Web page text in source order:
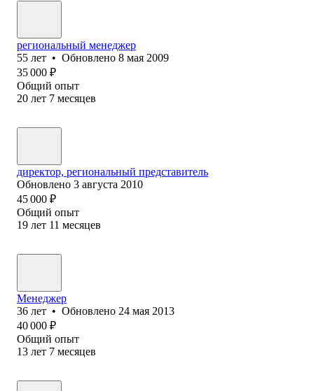
региональный менеджер
55 лет • Обновлено 8 мая 2009
35 000 ₽
Общий опыт
20 лет 7 месяцев
директор, региональный представитель
Обновлено 3 августа 2010
45 000 ₽
Общий опыт
19 лет 11 месяцев
Менеджер
36 лет • Обновлено 24 мая 2013
40 000 ₽
Общий опыт
13 лет 7 месяцев